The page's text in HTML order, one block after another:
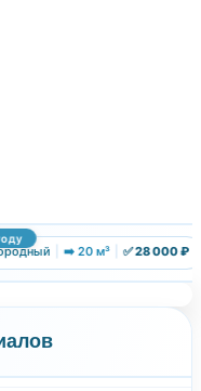
| ➡️ 20 м³ | ✅ 28 000 ₽